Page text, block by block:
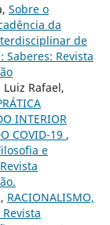
Sobre o
da
de
Saberes: Revista
Luiz Rafael,
INTERIOR
COVID-19 ,
e
RACIONALISMO,